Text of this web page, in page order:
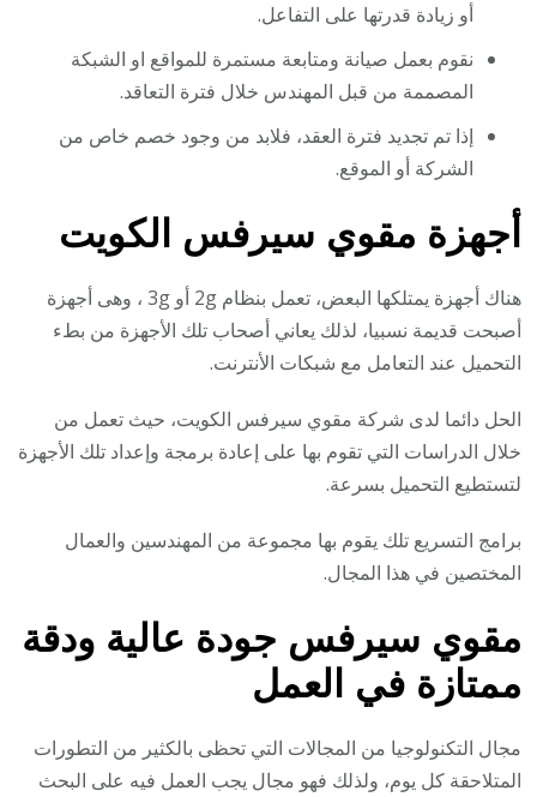
أو زيادة قدرتها على التفاعل.
نقوم بعمل صيانة ومتابعة مستمرة للمواقع او الشبكة
المصممة من قبل المهندس خلال فترة التعاقد.
إذا تم تجديد فترة العقد، فلابد من وجود خصم خاص من
الشركة أو الموقع.
أجهزة مقوي سيرفس الكويت
هناك أجهزة يمتلكها البعض، تعمل بنظام 2g أو 3g ، وهى أجهزة
أصبحت قديمة نسبيا، لذلك يعاني أصحاب تلك الأجهزة من بطء
التحميل عند التعامل مع شبكات الأنترنت.
الحل دائما لدى شركة مقوي سيرفس الكويت، حيث تعمل من
خلال الدراسات التي تقوم بها على إعادة برمجة وإعداد تلك الأجهزة
لتستطيع التحميل بسرعة.
برامج التسريع تلك يقوم بها مجموعة من المهندسين والعمال
المختصين في هذا المجال.
مقوي سيرفس جودة عالية ودقة
ممتازة في العمل
مجال التكنولوجيا من المجالات التي تحظى بالكثير من التطورات
المتلاحقة كل يوم، ولذلك فهو مجال يجب العمل فيه على البحث